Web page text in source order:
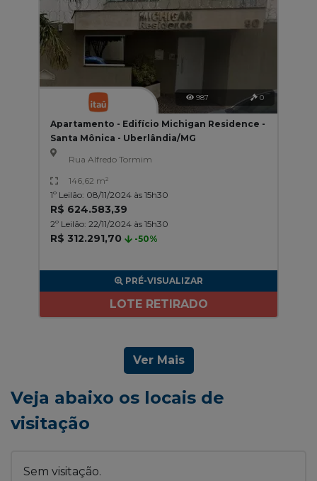
987 0
Apartamento - Edifício Michigan Residence -
Santa Mônica - Uberlândia/MG
Rua Alfredo Tormim
146,62 m²
1º Leilão: 08/11/2024 às 15h30
R$ 624.583,39
2º Leilão: 22/11/2024 às 15h30
R$ 312.291,70 -50%
PRÉ-VISUALIZAR
LOTE RETIRADO
Ver Mais
Veja abaixo os locais de
visitação
Sem visitação.